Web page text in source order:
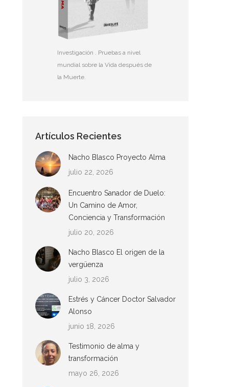
Investigación . Pruebas a nivel
mundial sobre la Vida después de
la Muerte.
Artículos Recientes
Nacho Blasco Proyecto Alma
julio 22, 2026
Encuentro Sanador de Duelo:
Un Camino de Amor,
Conciencia y Transformación
julio 20, 2026
Nacho Blasco El origen de la
vergüenza
julio 3, 2026
Estrés y Cáncer Doctor Salvador
Alonso
junio 18, 2026
Testimonio de alma y
transformación
mayo 26, 2026